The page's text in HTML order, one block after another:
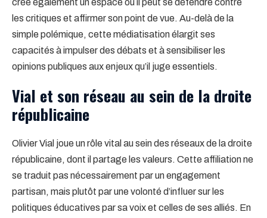
crée également un espace où il peut se défendre contre
les critiques et affirmer son point de vue. Au-delà de la
simple polémique, cette médiatisation élargit ses
capacités à impulser des débats et à sensibiliser les
opinions publiques aux enjeux qu’il juge essentiels.
Vial et son réseau au sein de la droite
républicaine
Olivier Vial joue un rôle vital au sein des réseaux de la droite
républicaine, dont il partage les valeurs. Cette affiliation ne
se traduit pas nécessairement par un engagement
partisan, mais plutôt par une volonté d’influer sur les
politiques éducatives par sa voix et celles de ses alliés. En